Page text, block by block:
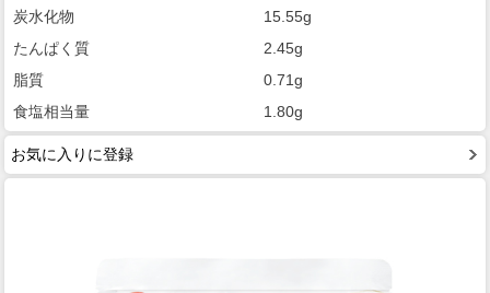
炭水化物
15.55g
たんぱく質
2.45g
脂質
0.71g
食塩相当量
1.80g
お気に入りに登録